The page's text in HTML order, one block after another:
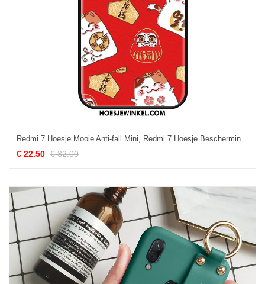
Redmi 7 Hoesje Mooie Anti-fall Mini, Redmi 7 Hoesje Bescherming Hoes Beige
€ 22.50 € 32.00